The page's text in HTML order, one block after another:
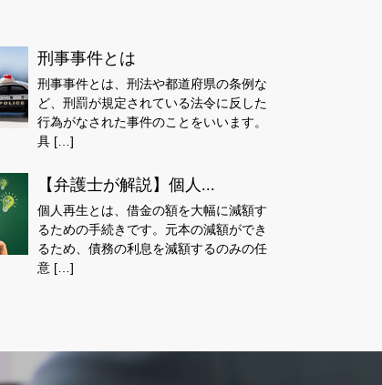
刑事事件とは
刑事事件とは、刑法や都道府県の条例な
ど、刑罰が規定されている法令に反した
行為がなされた事件のことをいいます。
具 […]
【弁護士が解説】個人...
個人再生とは、借金の額を大幅に減額す
るための手続きです。元本の減額ができ
るため、債務の利息を減額するのみの任
意 […]